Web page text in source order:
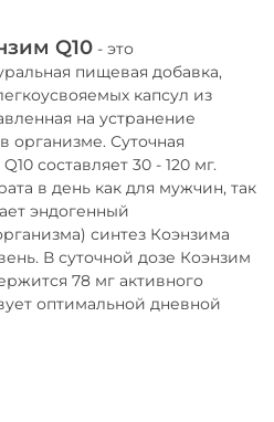
Q10 - это
пищевая добавка,
капсул из
на устранение
организме. Суточная
составляет 30 - 120 мг.
в день как для мужчин, так
эндогенный
синтез Коэнзима
В суточной дозе Коэнзим
78 мг активного
оптимальной дневной